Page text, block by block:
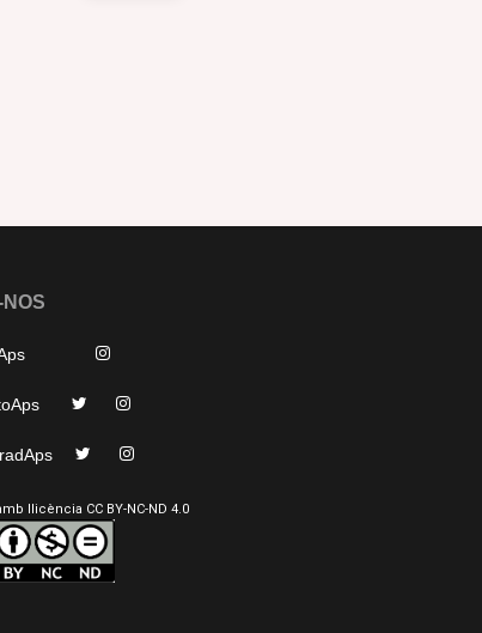
llicència CC BY-NC-ND 4.0